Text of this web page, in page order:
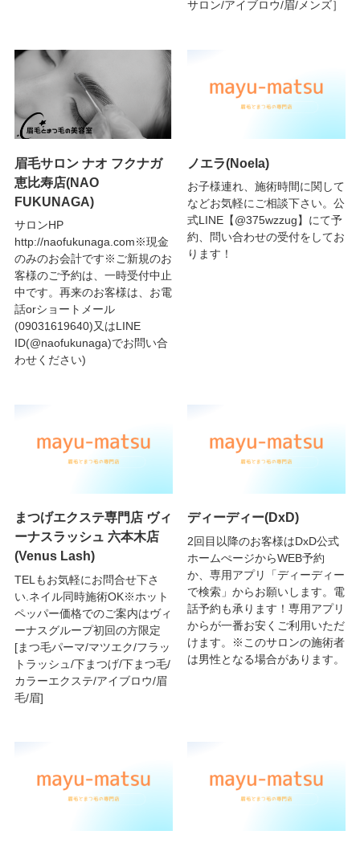
サロン/アイブロウ/眉/メンズ］
眉毛サロン ナオ フクナガ
恵比寿店(NAO
FUKUNAGA)
サロンHP
http://naofukunaga.com※現金
のみのお会計です※ご新規のお
客様のご予約は、一時受付中止
中です。再来のお客様は、お電
話orショートメール
(09031619640)又はLINE
ID(@naofukunaga)でお問い合
わせください)
ノエラ(Noela)
お子様連れ、施術時間に関して
などお気軽にご相談下さい。公
式LINE【@375wzzug】にて予
約、問い合わせの受付をしてお
ります！
まつげエクステ専門店 ヴィ
ーナスラッシュ 六本木店
(Venus Lash)
TELもお気軽にお問合せ下さ
い.ネイル同時施術OK※ホット
ペッパー価格でのご案内はヴィ
ーナスグループ初回の方限定
[まつ毛パーマ/マツエク/フラッ
トラッシュ/下まつげ/下まつ毛/
カラーエクステ/アイブロウ/眉
毛/眉]
ディーディー(DxD)
2回目以降のお客様はDxD公式
ホームぺージからWEB予約
か、専用アプリ「ディーディー
で検索」からお願いします。電
話予約も承ります！専用アプリ
からが一番お安くご利用いただ
けます。※このサロンの施術者
は男性となる場合があります。